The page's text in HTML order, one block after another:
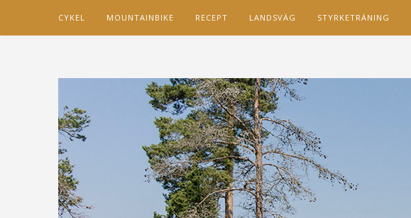
CYKEL MOUNTAINBIKE RECEPT LANDSVÄG STYRKETRÄNING